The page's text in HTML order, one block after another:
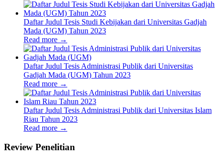
Daftar Judul Tesis Studi Kebijakan dari Universitas Gadjah
Mada (UGM) Tahun 2023
Read more →
Daftar Judul Tesis Administrasi Publik dari Universitas
Gadjah Mada (UGM) Tahun 2023
Read more →
Daftar Judul Tesis Administrasi Publik dari Universitas Islam
Riau Tahun 2023
Read more →
Review Penelitian